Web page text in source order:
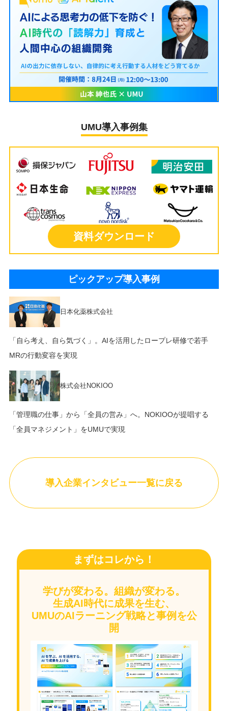
UMU導入事例集
資料ダウンロード
ピックアップ導入事例
日本化薬株式会社
「自ら考え、自ら気づく」。AIを活用したロープレ研修で若手
MRの行動変容を実現
株式会社NOKIOO
「管理職の仕事」から「全員の営み」へ。NOKIOOが提唱する
「全員マネジメント」をUMUで実現
導入企業インタビュー一覧に戻る
まずはコレから！
学びが変わる。組織が変わる。
生成AI時代に成果を生む、
UMUのAIラーニング戦略と事例を公
開